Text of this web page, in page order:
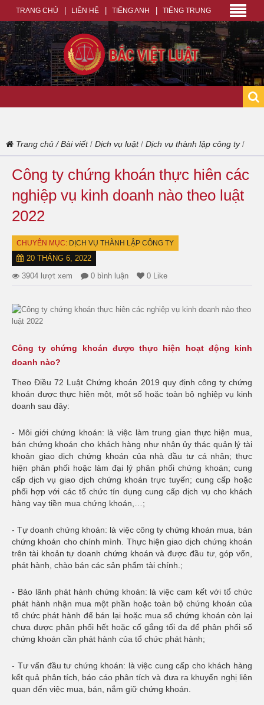
TRANG CHỦ LIÊN HỆ TIẾNG ANH TIẾNG TRUNG
Trang chủ /Bài viết/ Dịch vụ luật/ Dịch vụ thành lập công ty/
Công ty chứng khoán thực hiên các
nghiệp vụ kinh doanh nào theo luật
2022
CHUYÊN MỤC: DỊCH VỤ THÀNH LẬP CÔNG TY
20 THÁNG 6, 2022
3904 lượt xem
0 bình luận 0 Like
Công ty chứng khoán được thực hiện hoạt động kinh
doanh nào?
Theo Điều 72 Luật Chứng khoán 2019 quy định công ty chứng
khoán được thực hiện một, một số hoặc toàn bộ nghiệp vụ kinh
doanh sau đây:
- Môi giới chứng khoán: là việc làm trung gian thực hiện mua,
bán chứng khoán cho khách hàng như nhận ủy thác quản lý tài
khoản giao dịch chứng khoán của nhà đầu tư cá nhân; thực
hiện phân phối hoặc làm đại lý phân phối chứng khoán; cung
cấp dịch vụ giao dịch chứng khoán trực tuyến; cung cấp hoặc
phối hợp với các tổ chức tín dụng cung cấp dịch vụ cho khách
hàng vay tiền mua chứng khoán,…;
-Tự doanh chứng khoán: là việc công ty chứng khoán mua, bán
chứng khoán cho chính mình. Thực hiện giao dịch chứng khoán
trên tài khoản tự doanh chứng khoán và được đầu tư, góp vốn,
phát hành, chào bán các sản phẩm tài chính.;
- Bảo lãnh phát hành chứng khoán: là việc cam kết với tổ chức
phát hành nhận mua một phần hoặc toàn bộ chứng khoán của
tổ chức phát hành để bán lại hoặc mua số chứng khoán còn lại
chưa được phân phối hết hoặc cố gắng tối đa để phân phối số
chứng khoán cần phát hành của tổ chức phát hành;
- Tư vấn đầu tư chứng khoán: là việc cung cấp cho khách hàng
kết quả phân tích, báo cáo phân tích và đưa ra khuyến nghị liên
quan đến việc mua, bán, nắm giữ chứng khoán.